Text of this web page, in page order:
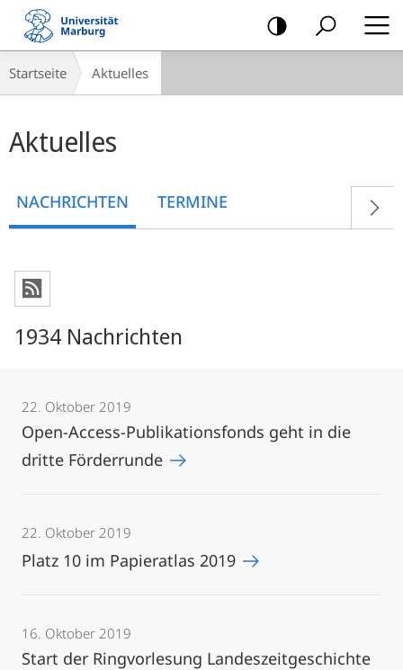
Mobile-
Navigation
Breadcrumb-
Navigation
Startseite Aktuelles
Aktuelles
NACHRICHTEN TERMINE
1934 Nachrichten
22. Oktober 2019
Open-Access-Publikationsfonds geht in die
dritte Förderrunde
22. Oktober 2019
Platz 10 im Papieratlas 2019
16. Oktober 2019
Start der Ringvorlesung Landeszeitgeschichte